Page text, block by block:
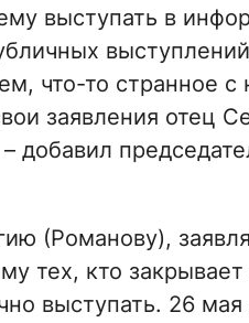
выступать в
что-то странное с
заявления отец
добавил
(Романову),
тех, кто
выступать. 26